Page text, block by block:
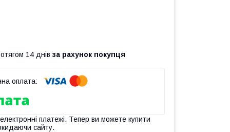
14 днів за рахунок покупця
платежі. Тепер ви можете купити
сайту.